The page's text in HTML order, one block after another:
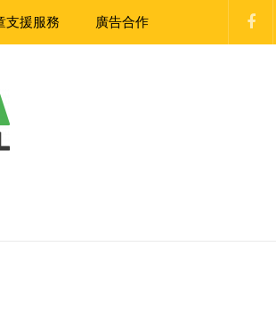
支援服務 廣告合作